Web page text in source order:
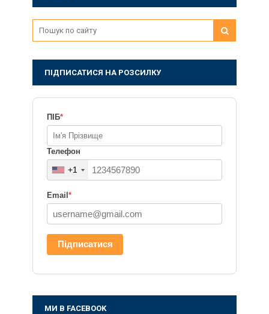
ПІДПИСАТИСЯ НА РОЗСИЛКУ
ПІБ*
Телефон
+1
Email *
Підписатися
МИ В FACEBOOK